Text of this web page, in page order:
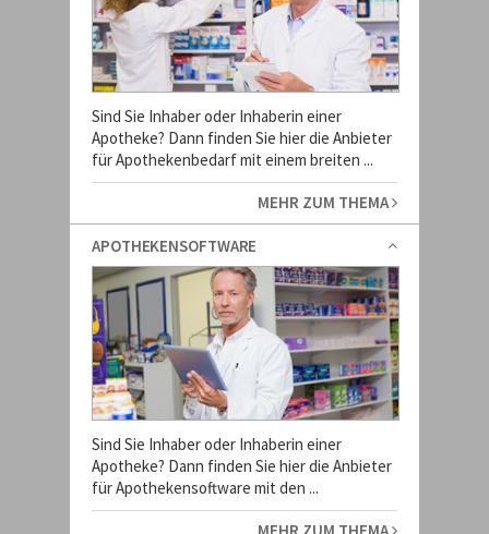
Sind Sie Inhaber oder Inhaberin einer
Apotheke? Dann finden Sie hier die Anbieter
für Apothekenbedarf mit einem breiten ...
MEHR ZUM THEMA
APOTHEKENSOFTWARE
Sind Sie Inhaber oder Inhaberin einer
Apotheke? Dann finden Sie hier die Anbieter
für Apothekensoftware mit den ...